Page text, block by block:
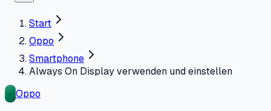
Start
Oppo
Smartphone
Always On Display verwenden und einstellen
Oppo